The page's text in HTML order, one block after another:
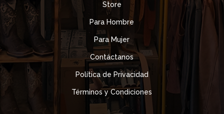
Store
Para Hombre
Para Mujer
Contáctanos
Política de Privacidad
Términos y Condiciones